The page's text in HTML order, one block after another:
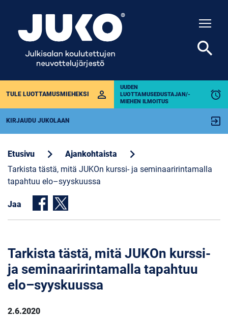
TULE LUOTTAMUSMIEHEKSI perm_identity
UUDEN
LUOTTAMUSEDUSTAJAN/-
MIEHEN ILMOITUS
alarm
KIRJAUDU JUKOLAAN exit_to_app
search
Etusivu chevron_right Ajankohtaista chevron_right
Tarkista tästä, mitä JUKOn kurssi- ja seminaaririntamalla
tapahtuu elo–syyskuussa
Jaa
Tarkista tästä, mitä JUKOn kurssi-
ja seminaaririntamalla tapahtuu
elo–syyskuussa
2.6.2020